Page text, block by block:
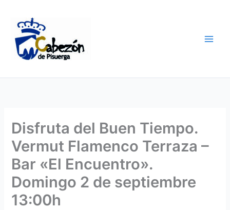
contenido
Disfruta del Buen Tiempo.
Vermut Flamenco Terraza –
Bar «El Encuentro».
Domingo 2 de septiembre
13:00h